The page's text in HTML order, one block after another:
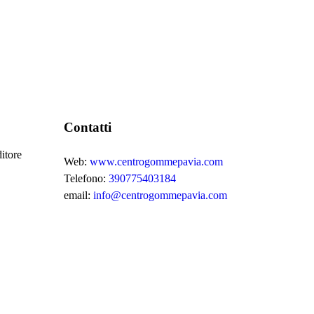
Contatti
Web: www.centrogommepavia.com
Telefono: 390775403184
email: info@centrogommepavia.com